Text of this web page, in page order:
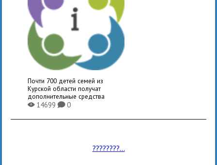
Почти 700 детей семей из
Курской области получат
дополнительные средства
X14699K0
????????...